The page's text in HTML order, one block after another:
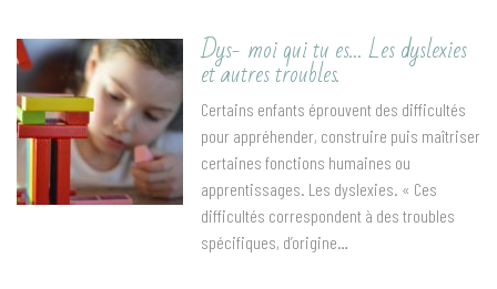
Dys- moi qui tu es… Les dyslexies
et autres troubles.
Certains enfants éprouvent des difficultés
pour appréhender, construire puis maîtriser
certaines fonctions humaines ou
apprentissages. Les dyslexies. « Ces
difficultés correspondent à des troubles
spécifiques, d’origine…